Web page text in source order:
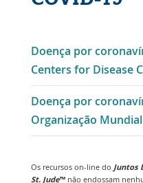
Doença por
Centers for Disease
Doença por
Organização
Os recursos on-line do Juntos
St. Jude™ não endossam